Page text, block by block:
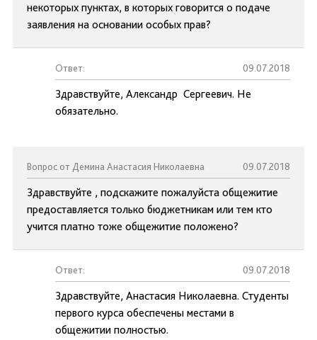
некоторых пунктах, в которых говорится о подаче
заявления на основании особых прав?
Ответ: 09.07.2018
Здравствуйте, Александр Сергеевич. Не
обязательно.
Вопрос от Демина Анастасия Николаевна 09.07.2018
Здравствуйте , подскажите пожалуйста общежитие
предоставляется только бюджетникам или тем кто
учится платно тоже общежитие положено?
Ответ: 09.07.2018
Здравствуйте, Анастасия Николаевна. Студенты
первого курса обеспечены местами в
общежитии полностью.